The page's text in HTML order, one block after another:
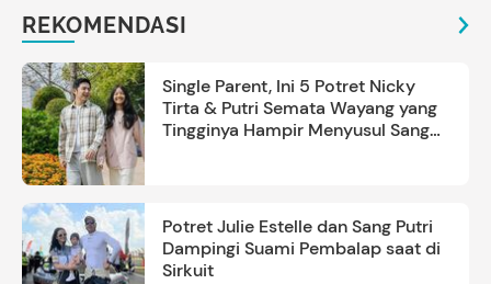
REKOMENDASI
Single Parent, Ini 5 Potret Nicky
Tirta & Putri Semata Wayang yang
Tingginya Hampir Menyusul Sang
Potret Julie Estelle dan Sang Putri
Dampingi Suami Pembalap saat di
Sirkuit